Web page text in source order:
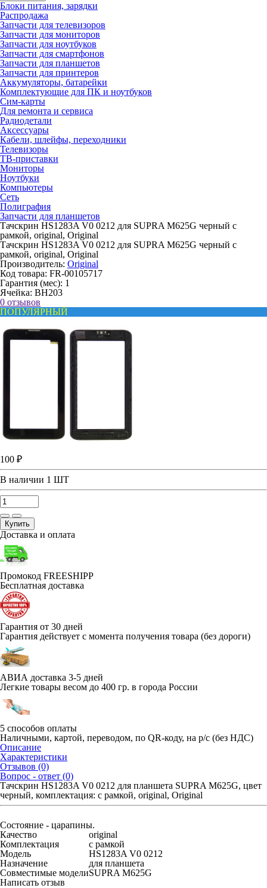
Блоки питания, зарядки
Распродажа
Запчасти для телевизоров
Запчасти для мониторов
Запчасти для ноутбуков
Запчасти для смартфонов
Запчасти для планшетов
Запчасти для принтеров
Аккумуляторы, батарейки
Комплектующие для ПК и ноутбуков
Сим-карты
Для ремонта и сервиса
Радиодетали
Аксессуары
Кабели, шлейфы, переходники
Телевизоры
ТВ-приставки
Мониторы
Ноутбуки
Компьютеры
Сеть
Полиграфия
Запчасти для планшетов
Тачскрин HS1283A V0 0212 для SUPRA M625G черный с
рамкой, original, Original
Тачскрин HS1283A V0 0212 для SUPRA M625G черный с
рамкой, original, Original
Производитель: Original
Код товара: FR-00105717
Гарантия (мес): 1
Ячейка: BH203
0 отзывов
ПОПУЛЯРНЫЙ
100 ₽
В наличии 1 ШТ
Купить
Доставка и оплата
Промокод FREESHIPP
Бесплатная доставка
Гарантия от 30 дней
Гарантия действует с момента получения товара (без дороги)
АВИА доставка 3-5 дней
Легкие товары весом до 400 гр. в города России
5 способов оплаты
Наличными, картой, переводом, по QR-коду, на р/с (без НДС)
Описание
Характеристики
Отзывов (0)
Вопрос - ответ (0)
Тачскрин HS1283A V0 0212 для планшета SUPRA M625G, цвет
черный, комплектация: с рамкой, original, Original
Состояние - царапины.
Качество
original
Комплектация
с рамкой
Модель
HS1283A V0 0212
Назначение
для планшета
Совместимые моделиSUPRA M625G
Написать отзыв